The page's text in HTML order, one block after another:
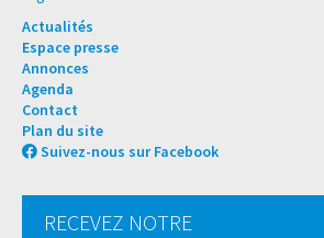
Actualités
Espace presse
Annonces
Agenda
Contact
Plan du site
Suivez-nous sur Facebook
RECEVEZ NOTRE